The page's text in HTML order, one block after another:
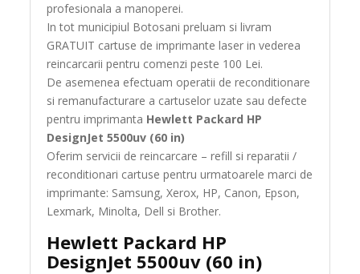
profesionala a manoperei.
In tot municipiul Botosani preluam si livram
GRATUIT cartuse de imprimante laser in vederea
reincarcarii pentru comenzi peste 100 Lei.
De asemenea efectuam operatii de reconditionare
si remanufacturare a cartuselor uzate sau defecte
pentru imprimanta Hewlett Packard HP
DesignJet 5500uv (60 in)
Oferim servicii de reincarcare – refill si reparatii /
reconditionari cartuse pentru urmatoarele marci de
imprimante: Samsung, Xerox, HP, Canon, Epson,
Lexmark, Minolta, Dell si Brother.
Hewlett Packard HP
DesignJet 5500uv (60 in)